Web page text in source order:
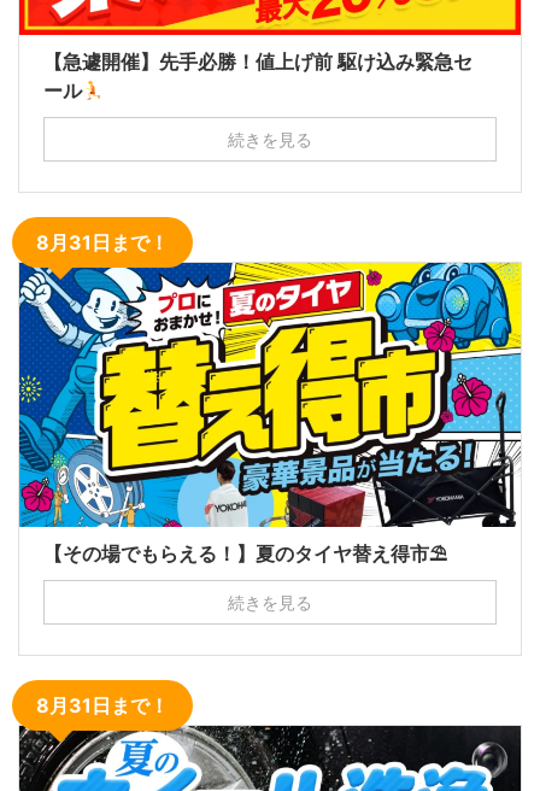
【急遽開催】先手必勝！値上げ前 駆け込み緊急セ
ール
続きを見る
8月31日まで！
【その場でもらえる！】夏のタイヤ替え得市⛱
続きを見る
8月31日まで！